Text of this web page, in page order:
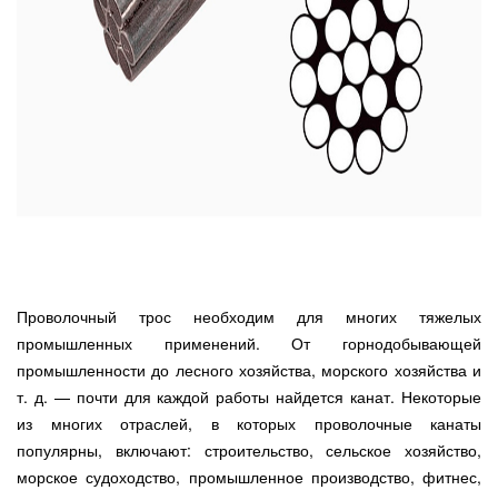
Проволочный трос необходим для многих тяжелых
промышленных применений. От горнодобывающей
промышленности до лесного хозяйства, морского хозяйства и
т. д. — почти для каждой работы найдется канат. Некоторые
из многих отраслей, в которых проволочные канаты
популярны, включают: строительство, сельское хозяйство,
морское судоходство, промышленное производство, фитнес,